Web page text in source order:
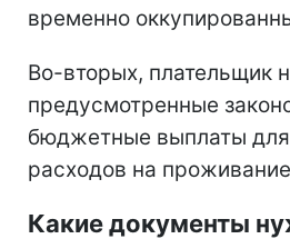
временно
Во-вторых, плательщик
предусмотренные
бюджетные выплаты
расходов на
Какие документы